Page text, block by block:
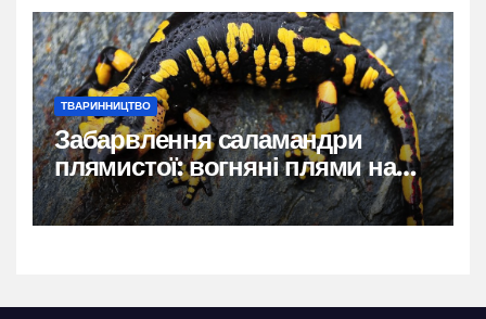
ТВАРИННИЦТВО
Забарвлення саламандри
плямистої: вогняні плями на
чорному тлі